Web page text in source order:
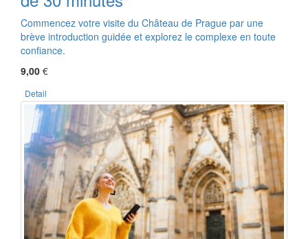
Commencez votre visite du Château de Prague par une
brève introduction guidée et explorez le complexe en toute
confiance.
9,00 €
Detail